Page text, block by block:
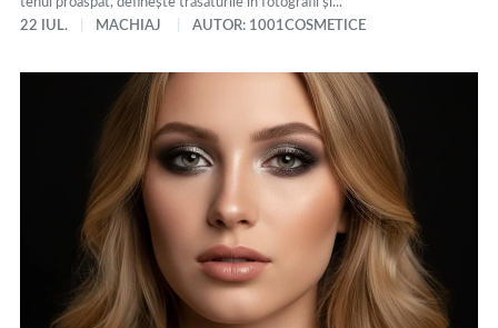
tenul proaspăt, definește trăsăturile în fotografii și...
22 IUL.
MACHIAJ AUTOR: 1001COSMETICE